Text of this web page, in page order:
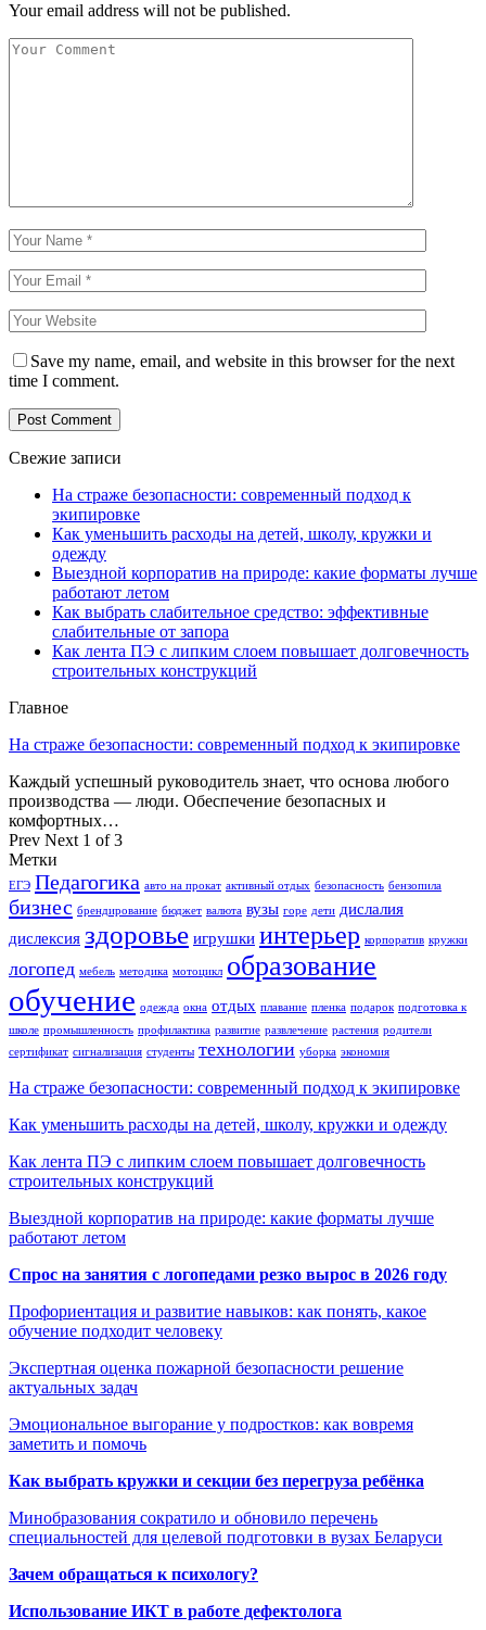
Your email address will not be published.
Save my name, email, and website in this browser for the next
time I comment.
Свежие записи
На страже безопасности: современный подход к
экипировке
Как уменьшить расходы на детей, школу, кружки и
одежду
Выездной корпоратив на природе: какие форматы лучше
работают летом
Как выбрать слабительное средство: эффективные
слабительные от запора
Как лента ПЭ с липким слоем повышает долговечность
строительных конструкций
Главное
На страже безопасности: современный подход к экипировке
Каждый успешный руководитель знает, что основа любого
производства — люди. Обеспечение безопасных и
комфортных…
Prev Next 1 of 3
Метки
ЕГЭ Педагогика авто на прокат активный отдых безопасность бензопила
бизнес брендирование бюджет валюта вузы горе дети дислалия
дислексия здоровье игрушки интерьер корпоратив кружки
логопед мебель методика мотоцикл образование
обучение одежда окна отдых плавание пленка подарок подготовка к
школе промышленность профилактика развитие развлечение растения родители
сертификат сигнализация студенты технологии уборка экономия
На страже безопасности: современный подход к экипировке
Как уменьшить расходы на детей, школу, кружки и одежду
Как лента ПЭ с липким слоем повышает долговечность
строительных конструкций
Выездной корпоратив на природе: какие форматы лучше
работают летом
Спрос на занятия с логопедами резко вырос в 2026 году
Профориентация и развитие навыков: как понять, какое
обучение подходит человеку
Экспертная оценка пожарной безопасности решение
актуальных задач
Эмоциональное выгорание у подростков: как вовремя
заметить и помочь
Как выбрать кружки и секции без перегруза ребёнка
Минобразования сократило и обновило перечень
специальностей для целевой подготовки в вузах Беларуси
Зачем обращаться к психологу?
Использование ИКТ в работе дефектолога